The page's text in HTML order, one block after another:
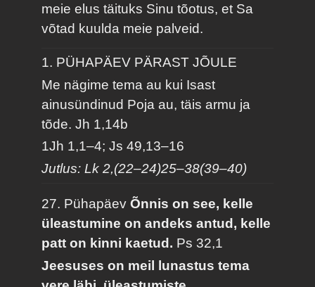
meie elus täituks Sinu tõotus, et Sa
võtad kuulda meie palveid.
1. PÜHAPÄEV PÄRAST JÕULE
Me nägime tema au kui Isast
ainusündinud Poja au, täis armu ja
tõde.Jh 1,14b
1Jh 1,1–4; Js 49,13–16
Jutlus: Lk 2,(22–24)25–38(39–40)
27. PühapäevÕnnis on see, kelle
üleastumine on andeks antud, kelle
patt on kinni kaetud. Ps 32,1
Jeesuses on meil lunastus tema